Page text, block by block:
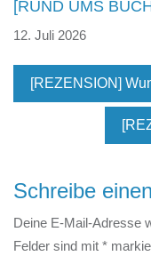
[RUND UMS
12. Juli 2026
[REZENSION]
Schreibe
Deine E-Mail-Adresse
Felder sind mit *